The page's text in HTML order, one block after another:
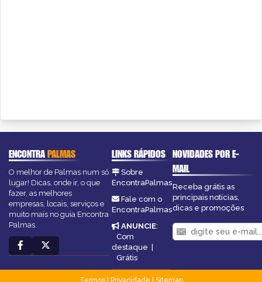
ENCONTRAPALMAS
O melhor de Palmas num só
lugar! Dicas, onde ir, o que
fazer, as melhores
empresas, locais, serviços e
muito mais no guia Encontra
Palmas.
LINKS RÁPIDOS
Sobre
EncontraPalmas
Fale com o
EncontraPalmas
ANUNCIE:
Com
destaque |
Grátis
NOVIDADES POR E-
MAIL
Receba grátis as
principais notícias,
dicas e promoções
Termos| Privacidade
Sitemap